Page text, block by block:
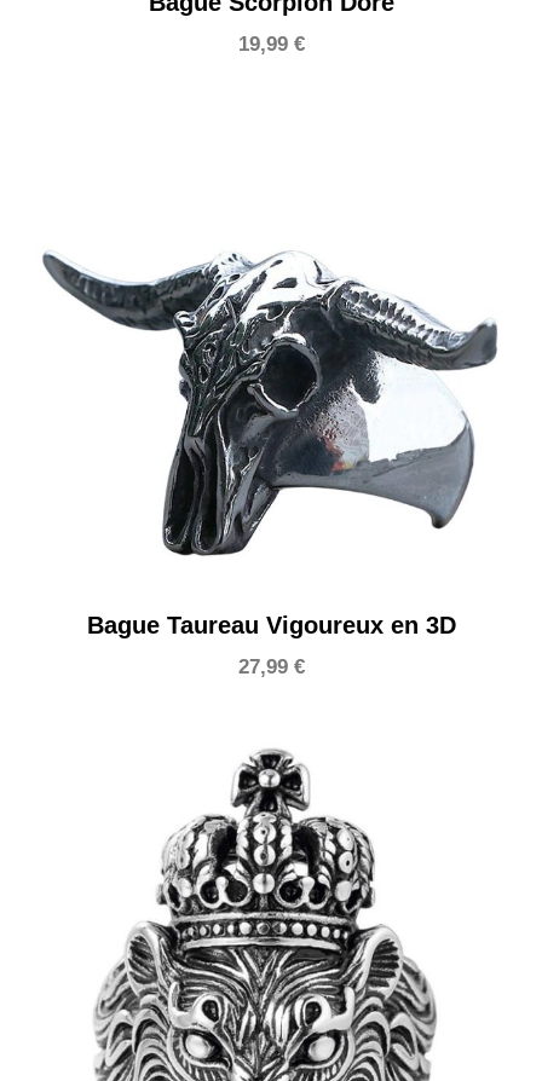
19,99 €
Bague Taureau Vigoureux en 3D
27,99 €